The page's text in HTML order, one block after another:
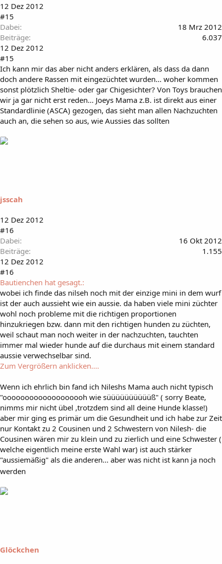
12 Dez 2012
#15
Dabei
18 Mrz 2012
Beiträge
6.037
12 Dez 2012
#15
Ich kann mir das aber nicht anders erklären, als dass da dann
doch andere Rassen mit eingezüchtet wurden... woher kommen
sonst plötzlich Sheltie- oder gar Chigesichter? Von Toys brauchen
wir ja gar nicht erst reden... Joeys Mama z.B. ist direkt aus einer
Standardlinie (ASCA) gezogen, das sieht man allen Nachzuchten
auch an, die sehen so aus, wie Aussies das sollten
jsscah
12 Dez 2012
#16
Dabei
16 Okt 2012
Beiträge
1.155
12 Dez 2012
#16
Bautienchen hat gesagt.:
wobei ich finde das nilseh noch mit der einzige mini in dem wurf
ist der auch aussieht wie ein aussie. da haben viele mini züchter
wohl noch probleme mit die richtigen proportionen
hinzukriegen bzw. dann mit den richtigen hunden zu züchten,
weil schaut man noch weiter in der nachzuchten, tauchten
immer mal wieder hunde auf die durchaus mit einem standard
aussie verwechselbar sind.
Zum Vergrößern anklicken....
Wenn ich ehrlich bin fand ich Nileshs Mama auch nicht typisch
"ooooooooooooooooooh wie süüüüüüüüüüß" ( sorry Beate,
nimms mir nicht übel ,trotzdem sind all deine Hunde klasse!)
aber mir ging es primär um die Gesundheit und ich habe zur Zeit
nur Kontakt zu 2 Cousinen und 2 Schwestern von Nilesh- die
Cousinen wären mir zu klein und zu zierlich und eine Schwester (
welche eigentlich meine erste Wahl war) ist auch stärker
"aussiemäßig" als die anderen... aber was nicht ist kann ja noch
werden
Glöckchen